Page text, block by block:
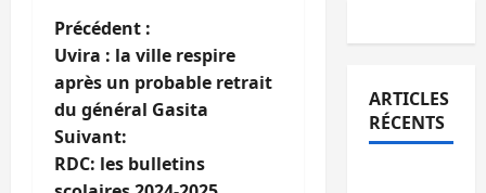
N
a
v
i
Précédent :
Uvira : la ville respire
après un probable retrait
du général Gasita
Suivant:
RDC: les bulletins
ARTICLES
RÉCENTS